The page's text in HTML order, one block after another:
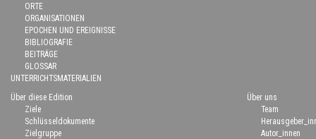
ORTE
ORGANISATIONEN
EPOCHEN UND EREIGNISSE
BIBLIOGRAFIE
BEITRÄGE
GLOSSAR
UNTERRICHTSMATERIALIEN
Über diese Edition
Ziele
Schlüsseldokumente
Zielgruppe
Über uns
Team
Autor_innen